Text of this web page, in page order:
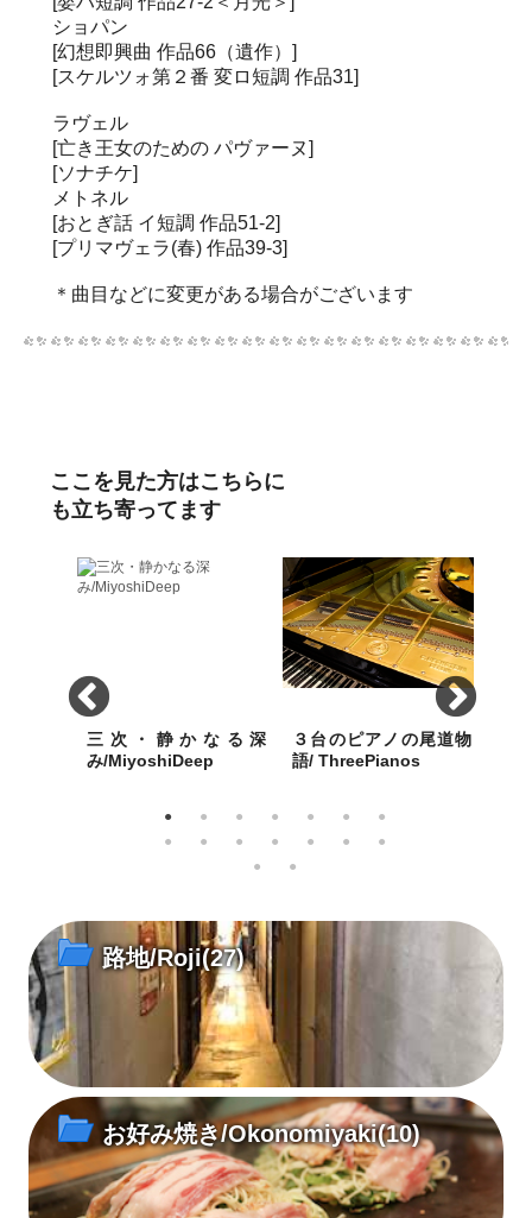
ショパン
[幻想即興曲 作品66（遺作）]
[スケルツォ第２番 変ロ短調 作品31]
ラヴェル
[亡き王女のための パヴァーヌ]
[ソナチケ]
メトネル
[おとぎ話 イ短調 作品51-2]
[プリマヴェラ(春) 作品39-3]
＊曲目などに変更がある場合がございます
ここを見た方はこちらに
も立ち寄ってます
三次・静かなる深
み/MiyoshiDeep
雪化粧の三次のまちには深
３台のピアノの尾道物
語/ ThreePianos
歴史都市・尾道にふさわし
た！
路地/Roji(27)
お好み焼き/Okonomiyaki(10)